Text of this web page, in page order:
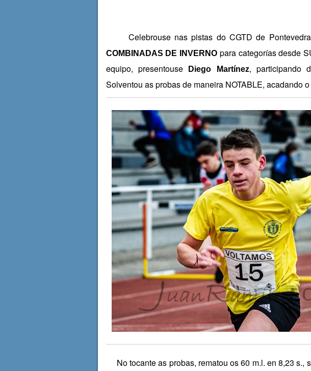
Celebrouse nas pistas do CGTD de
COMBINADAS DE INVERNO para categorías desde
equipo, presentouse
Diego Martínez, participando
Solventou as probas de maneira NOTABLE, acadando
No tocante as probas, rematou os 60 m.l. en 8,23 s.,